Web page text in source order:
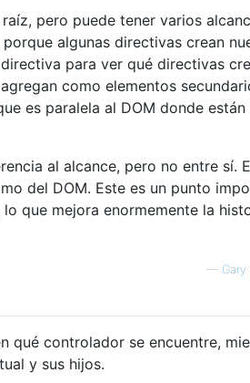
pero puede tener varios
algunas directivas crean
para ver qué directivas
como elementos
es paralela al DOM donde están
al alcance, pero no entre sí.
del DOM. Este es un punto
que mejora enormemente la
—
qué controlador se encuentre,
y sus hijos.